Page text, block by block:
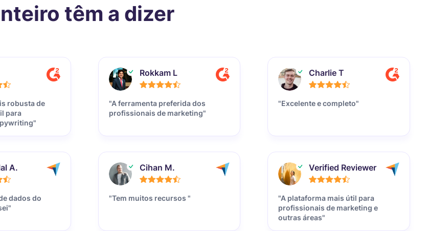
têm a dizer
robusta de
para
Rokkam L
"A ferramenta preferida dos
profissionais de marketing"
Charlie T
"Excelente e completo"
A.
dados do
Cihan M.
"Tem muitos recursos "
Verified Reviewer
"A plataforma mais útil para
profissionais de marketing e
outras áreas"